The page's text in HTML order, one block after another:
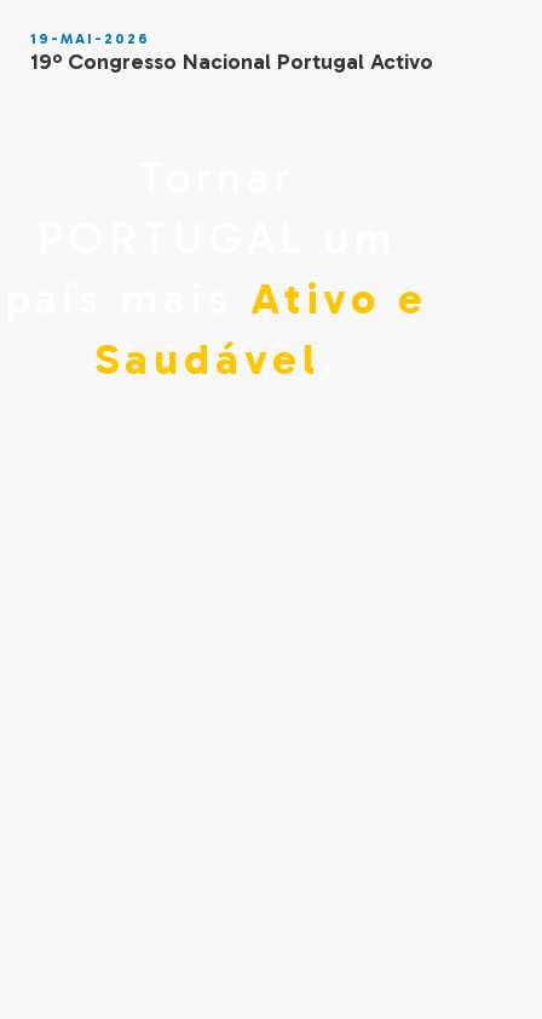
19-MAI-2026
19º Congresso Nacional Portugal Activo
Ativo e
Saudável